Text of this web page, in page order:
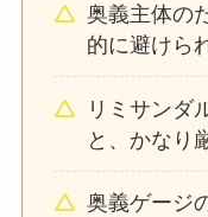
奥義主体の
的に避けら
リミサンダ
と、かなり
奥義ゲージ